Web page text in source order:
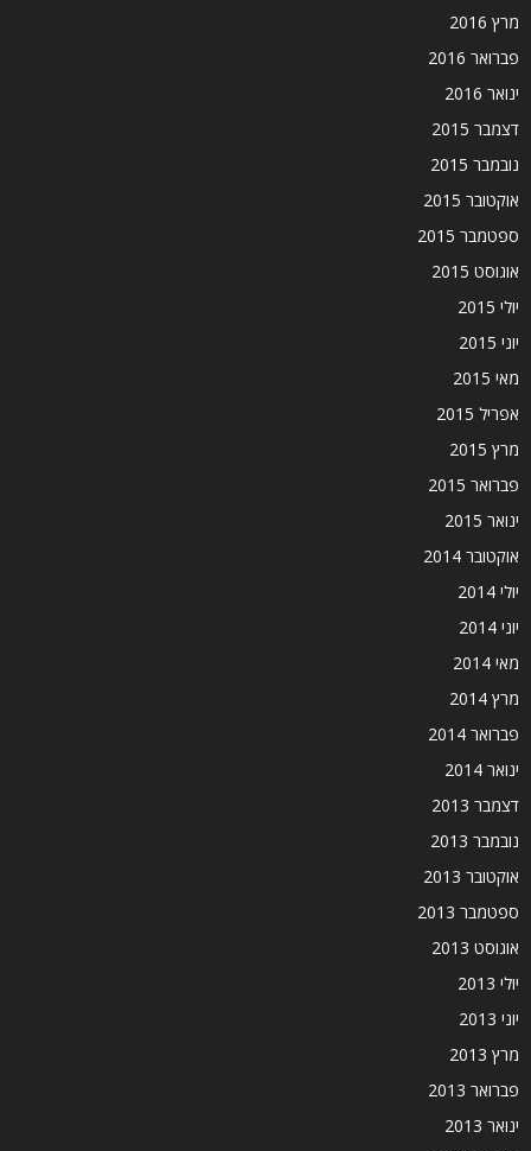
מרץ 2016
פברואר 2016
ינואר 2016
דצמבר 2015
נובמבר 2015
אוקטובר 2015
ספטמבר 2015
אוגוסט 2015
יולי 2015
יוני 2015
מאי 2015
אפריל 2015
מרץ 2015
פברואר 2015
ינואר 2015
אוקטובר 2014
יולי 2014
יוני 2014
מאי 2014
מרץ 2014
פברואר 2014
ינואר 2014
דצמבר 2013
נובמבר 2013
אוקטובר 2013
ספטמבר 2013
אוגוסט 2013
יולי 2013
יוני 2013
מרץ 2013
פברואר 2013
ינואר 2013